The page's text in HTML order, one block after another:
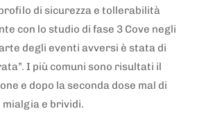
di sicurezza e tollerabilità
con lo studio di fase 3 Cove negli
degli eventi avversi è stata di
I più comuni sono risultati il
e dopo la seconda dose mal di
e brividi.